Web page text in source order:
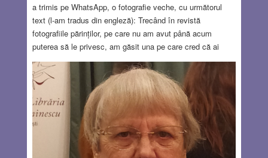
a trimis pe WhatsApp, o fotografie veche, cu următorul
text (l-am tradus din engleză): Trecând în revistă
fotografiile părinților, pe care nu am avut până acum
puterea să le privesc, am găsit una pe care cred că ai
aprecia-o și tu. Nu am înţeles textul maghiar de pe verso,
m-aş bucura dacă mi l-ai traduce.” Spre uimirea mea, în
centrul fotografiei sepia, ca nişte oaspeţi de onoare se află
părinţii mei, foarte, foarte tineri şi alături de ei o fetişcană.
În spatele lor, în picioare, la stânga şi la dreapta, câte un
cuplu tânăr, iar în mijloc o femeie cu batic, de vreo
treizeci-patruzeci de ani. Textul de pe verso, scris frumos
de mână, sună (în maghiară): “Îţi expediem cu bucurie